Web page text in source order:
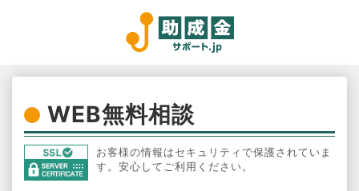
WEB無料相談
お客様の情報はセキュリティで保護されていま
す。安心してご利用ください。